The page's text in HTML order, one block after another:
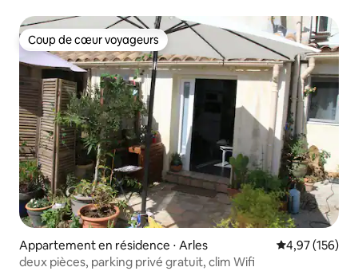
Coup de cœur voyageurs
Coup de cœur voyageurs
Appartement en résidence ⋅ Arles Évaluation
4,97 (156)
deux pièces, parking privé gratuit, clim Wifi